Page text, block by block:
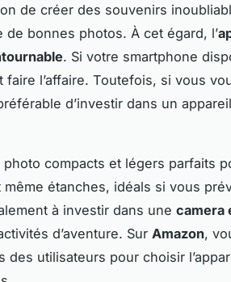
de créer des souvenirs
bonnes photos. À cet égard, l’
. Si votre smartphone
l’affaire. Toutefois, si vous
d’investir dans un
photo compacts et légers parfaits
étanches, idéals si vous
à investir dans une camera
d’aventure. Sur Amazon,
des utilisateurs pour choisir